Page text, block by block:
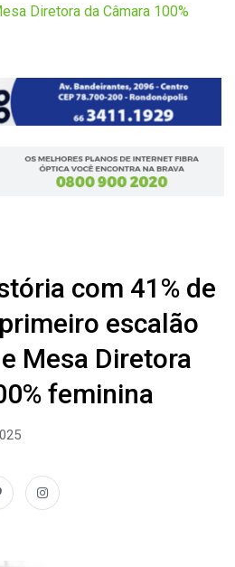
Diretora da Câmara 100%
com 41% de
escalão
Mesa Diretora
feminina